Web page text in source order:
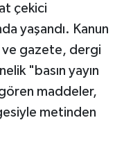
çekici
yaşandı. Kanun
ve gazete, dergi
"basın yayın
maddeler,
metinden